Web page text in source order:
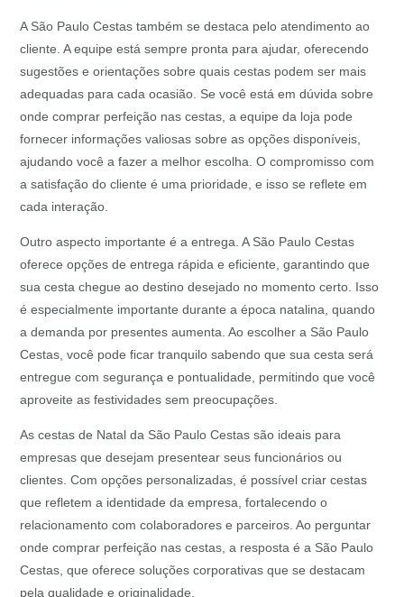
A São Paulo Cestas também se destaca pelo atendimento ao
cliente. A equipe está sempre pronta para ajudar, oferecendo
sugestões e orientações sobre quais cestas podem ser mais
adequadas para cada ocasião. Se você está em dúvida sobre
onde comprar perfeição nas cestas, a equipe da loja pode
fornecer informações valiosas sobre as opções disponíveis,
ajudando você a fazer a melhor escolha. O compromisso com
a satisfação do cliente é uma prioridade, e isso se reflete em
cada interação.
Outro aspecto importante é a entrega. A São Paulo Cestas
oferece opções de entrega rápida e eficiente, garantindo que
sua cesta chegue ao destino desejado no momento certo. Isso
é especialmente importante durante a época natalina, quando
a demanda por presentes aumenta. Ao escolher a São Paulo
Cestas, você pode ficar tranquilo sabendo que sua cesta será
entregue com segurança e pontualidade, permitindo que você
aproveite as festividades sem preocupações.
As cestas de Natal da São Paulo Cestas são ideais para
empresas que desejam presentear seus funcionários ou
clientes. Com opções personalizadas, é possível criar cestas
que refletem a identidade da empresa, fortalecendo o
relacionamento com colaboradores e parceiros. Ao perguntar
onde comprar perfeição nas cestas, a resposta é a São Paulo
Cestas, que oferece soluções corporativas que se destacam
pela qualidade e originalidade.